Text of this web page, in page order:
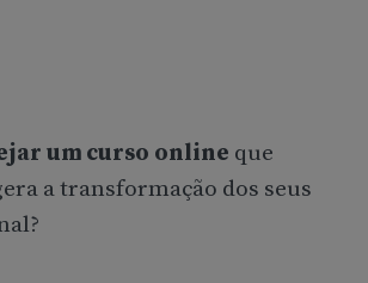
um curso online que
a transformação dos seus